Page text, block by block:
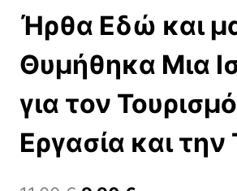
Ήρθα Εδώ και
Θυμήθηκα Μια
για τον
Εργασία και την